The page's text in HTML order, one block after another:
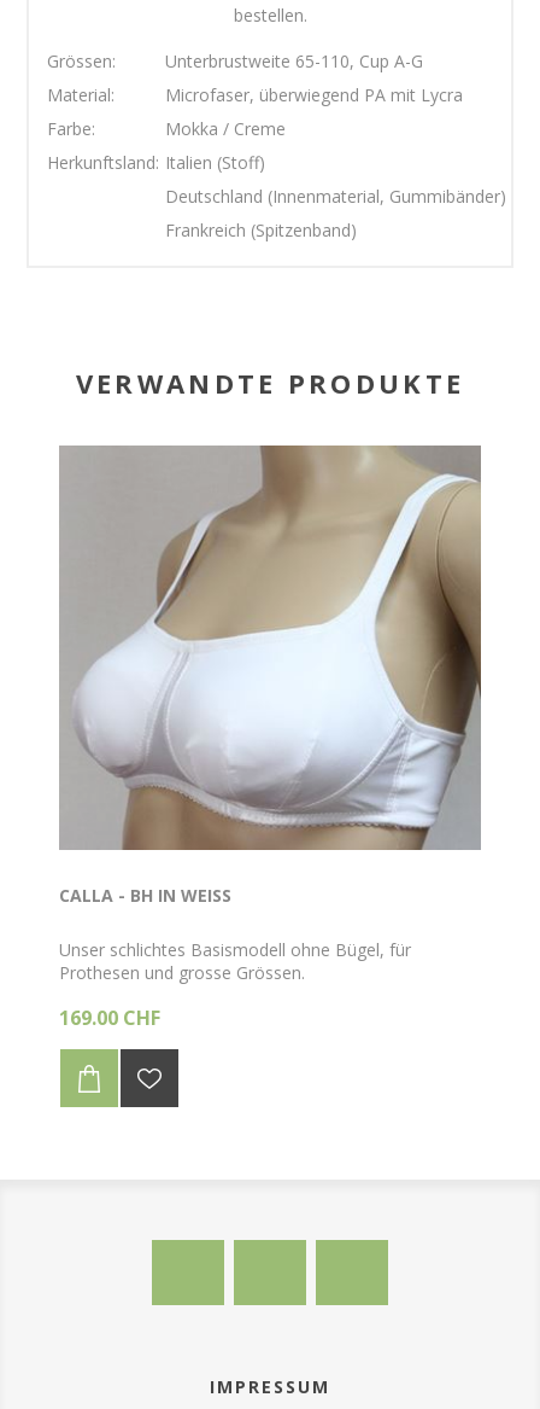
bestellen.
Grössen:
Unterbrustweite 65-110, Cup A-G
Material:
Microfaser, überwiegend PA mit Lycra
Farbe:
Mokka / Creme
Herkunftsland: Italien (Stoff)
Deutschland (Innenmaterial, Gummibänder)
Frankreich (Spitzenband)
VERWANDTE PRODUKTE
CALLA - BH IN WEISS
Unser schlichtes Basismodell ohne Bügel, für
Prothesen und grosse Grössen.
169.00 CHF
IMPRESSUM